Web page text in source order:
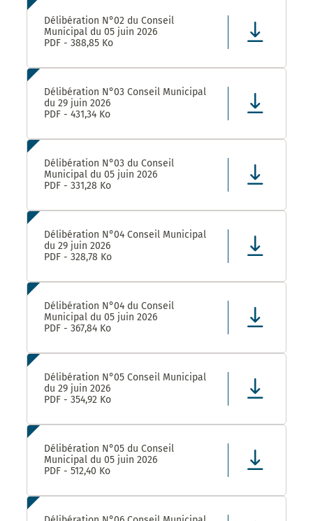
Délibération N°02 du Conseil
Municipal du 05 juin 2026
PDF - 388,85 Ko
Délibération N°03 Conseil Municipal
du 29 juin 2026
PDF - 431,34 Ko
Délibération N°03 du Conseil
Municipal du 05 juin 2026
PDF - 331,28 Ko
Délibération N°04 Conseil Municipal
du 29 juin 2026
PDF - 328,78 Ko
Délibération N°04 du Conseil
Municipal du 05 juin 2026
PDF - 367,84 Ko
Délibération N°05 Conseil Municipal
du 29 juin 2026
PDF - 354,92 Ko
Délibération N°05 du Conseil
Municipal du 05 juin 2026
PDF - 512,40 Ko